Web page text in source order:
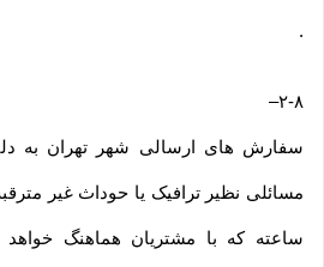
.
۲-۸–
سفارش های ارسالی شهر تهران به
ساعته که با مشتریان هماهنگ